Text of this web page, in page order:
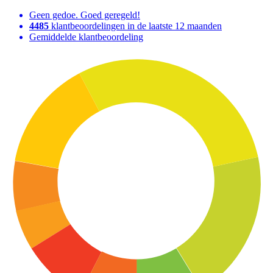
Geen gedoe. Goed geregeld!
4485 klantbeoordelingen in de laatste 12 maanden
Gemiddelde klantbeoordeling